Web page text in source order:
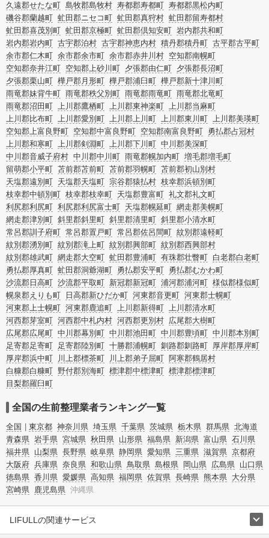
久遠郡せたな町 島牧郡島牧村 寿都郡寿都町 寿都郡黒松内町
磯谷郡蘭越町 虻田郡ニセコ町 虻田郡真狩村 虻田郡留寿都村
虻田郡喜茂別町 虻田郡京極町 虻田郡倶知安町 岩内郡共和町
岩内郡岩内町 古宇郡泊村 古宇郡神恵内村 積丹郡積丹町 古平郡古平町
余市郡仁木町 余市郡余市町 余市郡赤井川村 空知郡南幌町
空知郡奈井江町 空知郡上砂川町 夕張郡由仁町 夕張郡長沼町
夕張郡栗山町 樺戸郡月形町 樺戸郡浦臼町 樺戸郡新十津川町
雨竜郡妹背牛町 雨竜郡秩父別町 雨竜郡雨竜町 雨竜郡北竜町
雨竜郡沼田町 上川郡鷹栖町 上川郡東神楽町 上川郡当麻町
上川郡比布町 上川郡愛別町 上川郡上川町 上川郡東川町 上川郡美瑛町
空知郡上富良野町 空知郡中富良野町 空知郡南富良野町 勇払郡占冠村
上川郡和寒町 上川郡剣淵町 上川郡下川町 中川郡美深町
中川郡音威子府村 中川郡中川町 雨竜郡幌加内町 増毛郡増毛町
留萌郡小平町 苫前郡苫前町 苫前郡羽幌町 苫前郡初山別村
天塩郡遠別町 天塩郡天塩町 宗谷郡猿払村 枝幸郡浜頓別町
枝幸郡中頓別町 枝幸郡枝幸町 天塩郡豊富町 礼文郡礼文町
利尻郡利尻町 利尻郡利尻富士町 天塩郡幌延町 網走郡美幌町
網走郡津別町 斜里郡斜里町 斜里郡清里町 斜里郡小清水町
常呂郡訓子府町 常呂郡置戸町 常呂郡佐呂間町 紋別郡遠軽町
紋別郡湧別町 紋別郡滝上町 紋別郡興部町 紋別郡西興部村
紋別郡雄武町 網走郡大空町 虻田郡豊浦町 有珠郡壮瞥町 白老郡白老町
勇払郡厚真町 虻田郡洞爺湖町 勇払郡安平町 勇払郡むかわ町
沙流郡日高町 沙流郡平取町 新冠郡新冠町 浦河郡浦河町 様似郡様似町
幌泉郡えりも町
日高郡新ひだか町 河東郡音更町 河東郡士幌町
河東郡上士幌町 河東郡鹿追町 上川郡新得町 上川郡清水町
河西郡芽室町 河西郡中札内村 河西郡更別村 広尾郡大樹町
広尾郡広尾町 中川郡幕別町 中川郡池田町 中川郡豊頃町 中川郡本別町
足寄郡足寄町 足寄郡陸別町 十勝郡浦幌町 釧路郡釧路町 厚岸郡厚岸町
厚岸郡浜中町
川上郡標茶町 川上郡弟子屈町 阿寒郡鶴居村
白糠郡白糠町 野付郡別海町 標津郡中標津町 標津郡標津町
目梨郡羅臼町
全国の生前整理業者ランキング一覧
全国 東京都 神奈川県 埼玉県 千葉県 茨城県 栃木県 群馬県 北海道
青森県 岩手県 宮城県 秋田県 山形県 福島県 新潟県 富山県 石川県
福井県 山梨県 長野県 岐阜県 静岡県 愛知県 三重県 滋賀県 京都府
大阪府 兵庫県 奈良県 和歌山県 鳥取県 島根県 岡山県 広島県 山口県
徳島県 香川県 愛媛県 高知県 福岡県 佐賀県 長崎県 熊本県 大分県
宮崎県 鹿児島県 沖縄県
LIFULLの関連サービス